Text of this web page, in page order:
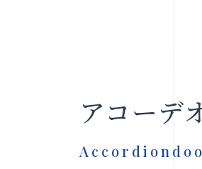
製品をさがす
アコーデ